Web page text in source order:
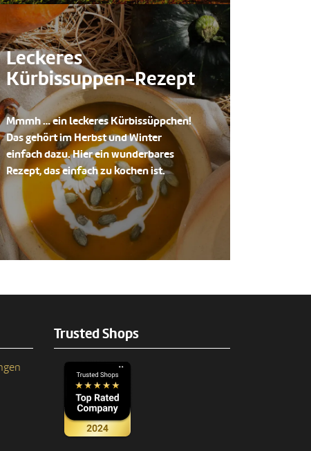
Leckeres
Kürbissuppen-Rezept
Mmmh … ein leckeres Kürbissüppchen!
Das gehört im Herbst und Winter
einfach dazu. Hier ein wunderbares
Rezept, das einfach zu kochen ist.
Trusted Shops